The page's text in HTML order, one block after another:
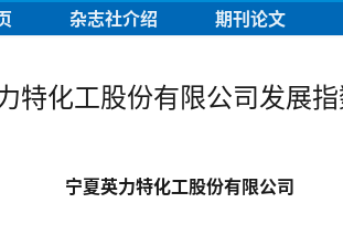
杂志社介绍 期刊论文
特化工股份有限公司发展
宁夏英力特化工股份有限公司